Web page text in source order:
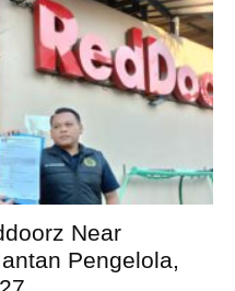
Near
Pengelola,